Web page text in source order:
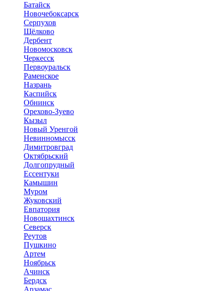
Батайск
Новочебоксарск
Серпухов
Щёлково
Дербент
Новомосковск
Черкесск
Первоуральск
Раменское
Назрань
Каспийск
Обнинск
Орехово-Зуево
Кызыл
Новый Уренгой
Невинномысск
Димитровград
Октябрьский
Долгопрудный
Ессентуки
Камышин
Муром
Жуковский
Евпатория
Новошахтинск
Северск
Реутов
Пушкино
Артем
Ноябрьск
Ачинск
Бердск
Арзамас